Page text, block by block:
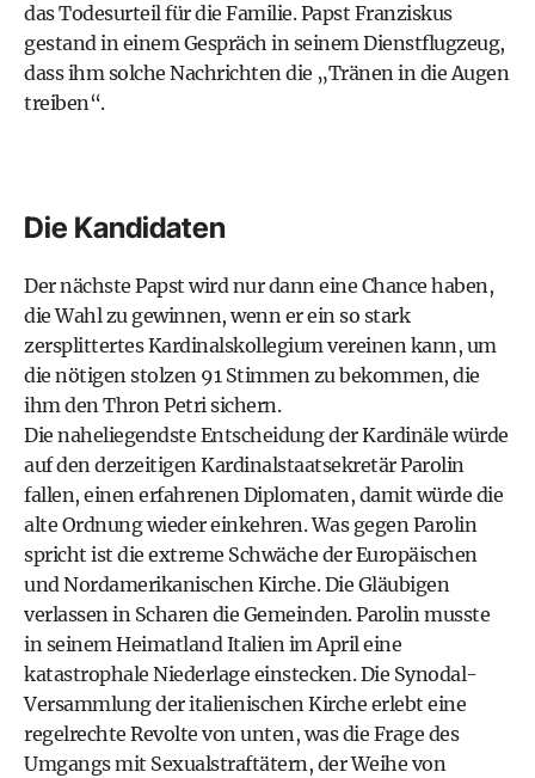
das Todesurteil für die Familie. Papst Franziskus
gestand in einem Gespräch in seinem Dienstflugzeug,
dass ihm solche Nachrichten die „Tränen in die Augen
treiben“.
Die Kandidaten
Der nächste Papst wird nur dann eine Chance haben,
die Wahl zu gewinnen, wenn er ein so stark
zersplittertes Kardinalskollegium vereinen kann, um
die nötigen stolzen 91 Stimmen zu bekommen, die
ihm den Thron Petri sichern.
Die naheliegendste Entscheidung der Kardinäle würde
auf den derzeitigen Kardinalstaatsekretär Parolin
fallen, einen erfahrenen Diplomaten, damit würde die
alte Ordnung wieder einkehren. Was gegen Parolin
spricht ist die extreme Schwäche der Europäischen
und Nordamerikanischen Kirche. Die Gläubigen
verlassen in Scharen die Gemeinden. Parolin musste
in seinem Heimatland Italien im April eine
katastrophale Niederlage einstecken. Die Synodal-
Versammlung der italienischen Kirche erlebt eine
regelrechte Revolte von unten, was die Frage des
Umgangs mit Sexualstraftätern, der Weihe von